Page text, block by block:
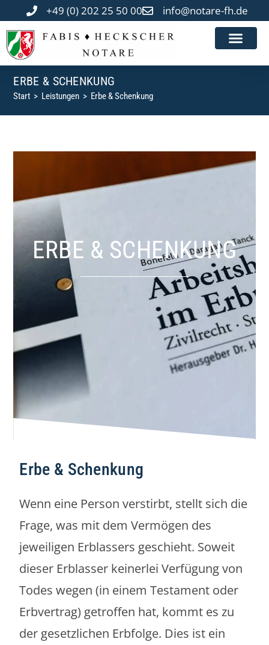
+49 (0) 202 25 50 00 info@notare-fh.de
ERBE & SCHENKUNG
Start > Leistungen > Erbe & Schenkung
ERBE & SCHENKUNG
Erbe & Schenkung
Wenn eine Person verstirbt, stellt sich die
Frage, was mit dem Vermögen des
jeweiligen Erblassers geschieht. Soweit
dieser Erblasser keinerlei Verfügung von
Todes wegen (in einem Testament oder
Erbvertrag) getroffen hat, kommt es zu
der gesetzlichen Erbfolge. Dies ist ein